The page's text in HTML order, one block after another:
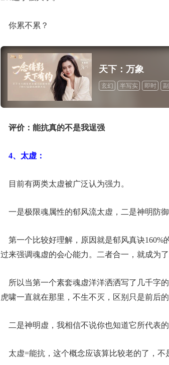
你累不累？
天下：万象
玄幻 半写实 即时
评价：能抗真的不是我逞强
4、太虚：
目前有两类太虚被广泛认为强力。
一是极限魂属性的郁风流太虚，二是神明防御
第一个比较好理解，原因就是郁风真诀160%
过来强调魂虚的会心能力。二者合一，就成为
所以当第一个素套魂虚洋洋洒洒写了几千字
虎啸一直就在那里，不生不灭，区别只是前后的
二是神明虚，我相信不说你也知道它所代表的
太虚=能抗，这个概念应该算比较老的了，不